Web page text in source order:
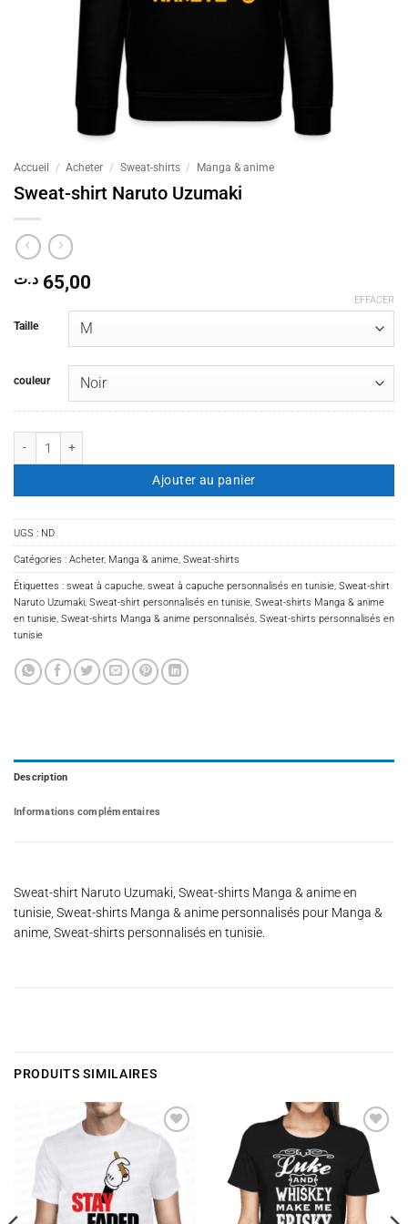
Accueil / Acheter / Sweat-shirts / Manga & anime
Sweat-shirt Naruto Uzumaki
65,00 د.ت
Taille
couleur
EFFACER
Ajouter au panier
UGS : ND
Catégories : Acheter, Manga & anime, Sweat-shirts
Étiquettes : sweat à capuche, sweat à capuche personnalisés en tunisie, Sweat-shirt
Naruto Uzumaki, Sweat-shirt personnalisés en tunisie, Sweat-shirts Manga & anime
en tunisie, Sweat-shirts Manga & anime personnalisés, Sweat-shirts personnalisés en
tunisie
Description
Informations complémentaires
Sweat-shirt Naruto Uzumaki, Sweat-shirts Manga & anime en
tunisie, Sweat-shirts Manga & anime personnalisés pour Manga &
anime, Sweat-shirts personnalisés en tunisie.
PRODUITS SIMILAIRES
Ajouter
à la
Ajouter
à la
wishlist